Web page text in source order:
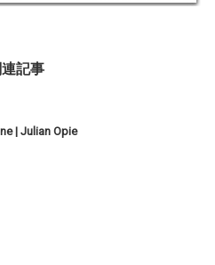
連記事
| Julian Opie